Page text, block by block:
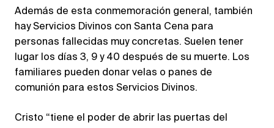
Además de esta conmemoración general, también
hay Servicios Divinos con Santa Cena para
personas fallecidas muy concretas. Suelen tener
lugar los días 3, 9 y 40 después de su muerte. Los
familiares pueden donar velas o panes de
comunión para estos Servicios Divinos.
Cristo “tiene el poder de abrir las puertas del